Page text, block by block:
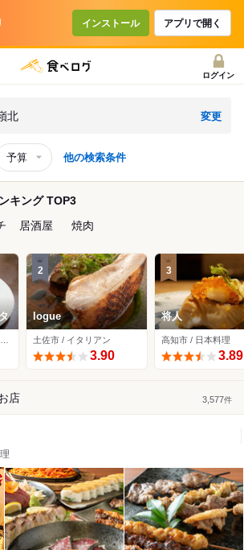
インストール アプリで開く
ログイン
北 変更
予算 他の検索条件
キング TOP3
居酒屋 焼肉
2
logue
土佐市 / イタリアン
3.90
3
将人
高知市 / 日本料理
3.89
店 3,577件